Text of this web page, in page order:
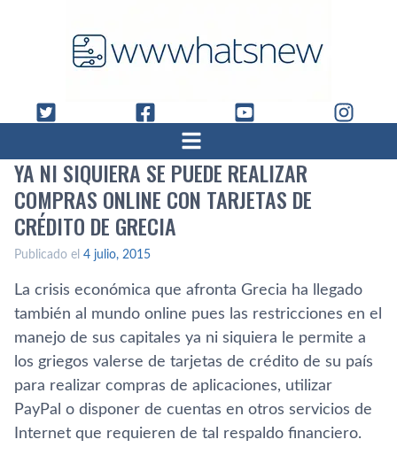
YA NI SIQUIERA SE PUEDE REALIZAR
COMPRAS ONLINE CON TARJETAS DE
CRÉDITO DE GRECIA
Publicado el 4 julio, 2015
La crisis económica que afronta Grecia ha llegado
también al mundo online pues las restricciones en el
manejo de sus capitales ya ni siquiera le permite a
los griegos valerse de tarjetas de crédito de su paí­s
para realizar compras de aplicaciones, utilizar
PayPal o disponer de cuentas en otros servicios de
Internet que requieren de tal respaldo financiero.